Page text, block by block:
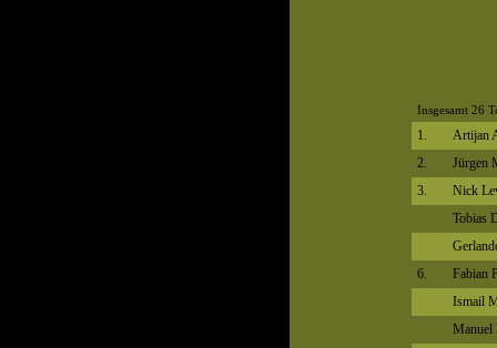
Insgesamt 26
1.
Artijan
2.
Jürgen
3.
Nick
Tobias
6.
Fabian
Ismail
Manuel